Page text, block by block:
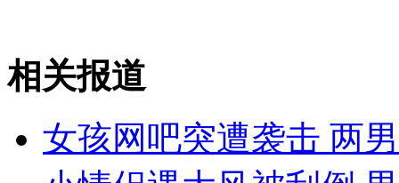
外交部：有关国家言论片面不公正
相关报道
女孩网吧突遭袭击 两